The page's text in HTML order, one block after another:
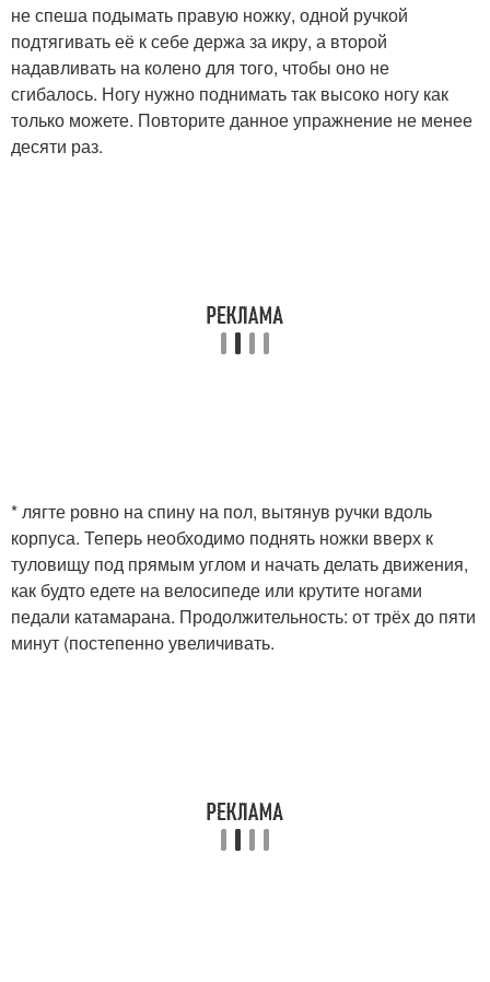
не спеша подымать правую ножку, одной ручкой
подтягивать её к себе держа за икру, а второй
надавливать на колено для того, чтобы оно не
сгибалось. Ногу нужно поднимать так высоко ногу как
только можете. Повторите данное упражнение не менее
десяти раз.
* лягте ровно на спину на пол, вытянув ручки вдоль
корпуса. Теперь необходимо поднять ножки вверх к
туловищу под прямым углом и начать делать движения,
как будто едете на велосипеде или крутите ногами
педали катамарана. Продолжительность: от трёх до пяти
минут (постепенно увеличивать.